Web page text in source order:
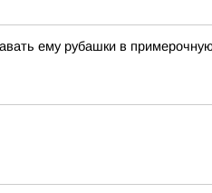
ему рубашки в